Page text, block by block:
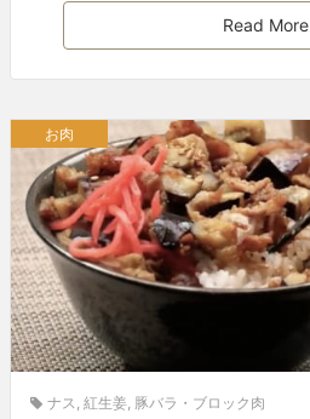
Read More
お肉
ナス 紅生姜 豚バラ・ブロック肉